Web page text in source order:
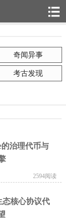
奇闻异事
考古发现
治理代币与
2594阅读
态核心协议代